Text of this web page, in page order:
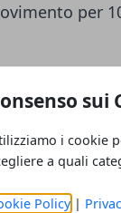
sui
i cookie
a quali
Policy|
per
molto
una
le